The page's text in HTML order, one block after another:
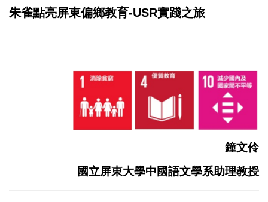
朱雀點亮屏東偏鄉教育-USR實踐之旅
鐘文伶
國立屏東大學中國語文學系助理教授